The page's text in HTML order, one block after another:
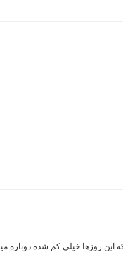
روزها خیلی کم شده دوباره